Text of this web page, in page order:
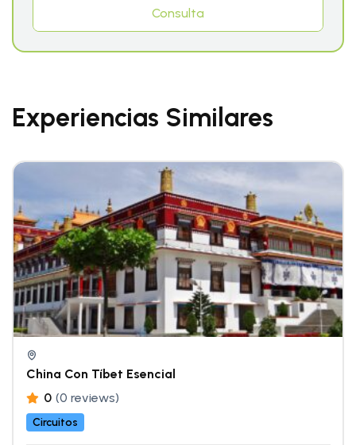
Consulta
Experiencias Similares
China Con Tíbet Esencial
0 (0 reviews)
Circuitos